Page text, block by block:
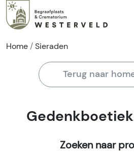
Home Sieraden
Terug naar
Zoeken naar